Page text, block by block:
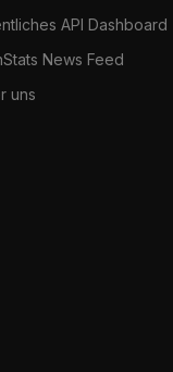
API Dashboard
News Feed
uns